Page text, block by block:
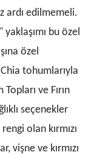
ardı edilmemeli.
bu özel
özel
tohumlarıyla
ve Fırın
seçenekler
olan kırmızı
vişne ve kırmızı